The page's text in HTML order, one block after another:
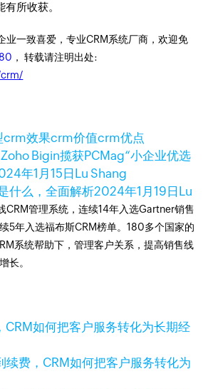
所收获。
业一致喜爱，专业CRM系统厂商，欢迎免
， 转载请注明出处:
crm效果crm价值crm优点
Zoho Bigin揽获PCMag“小企业优选
年1月15日 Lu Shang
什么，全面解析2024年1月19日 Lu
CRM管理系统，连续14年入选Gartner销售
5年入选福布斯CRM榜单。180多个国家的
系统帮助下，管理客户关系，提高销售线
长。
续费，CRM如何把客户服务转化为